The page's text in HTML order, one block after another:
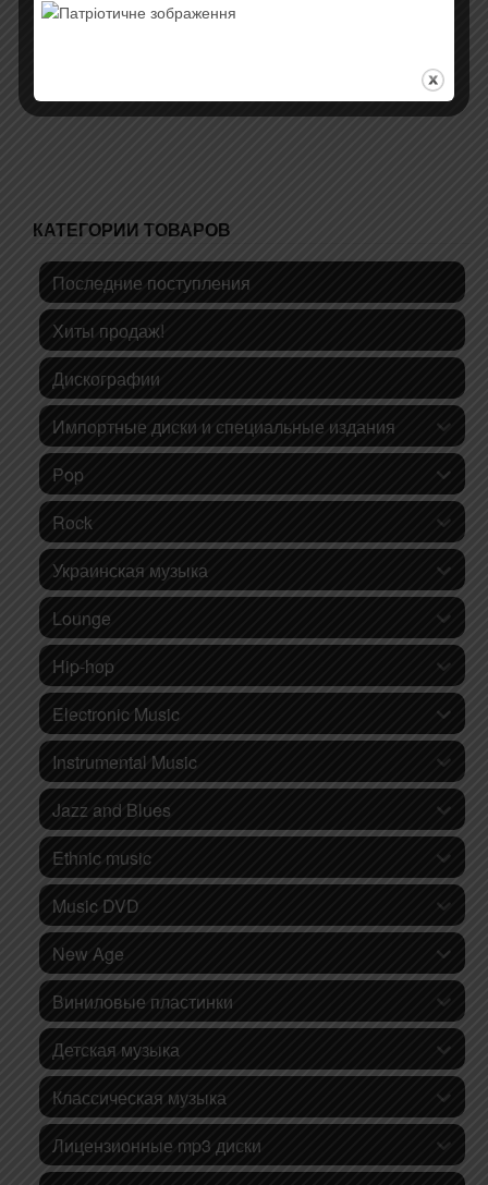
КАТЕГОРИИ ТОВАРОВ
Последние поступления
Хиты продаж!
Дискографии
Импортные диски и специальные издания
Pop
Rock
Украинская музыка
Lounge
Hip-hop
Electronic Music
Instrumental Music
Jazz and Blues
Ethnic music
Music DVD
New Age
Виниловые пластинки
Детская музыка
Классическая музыка
Лицензионные mp3 диски